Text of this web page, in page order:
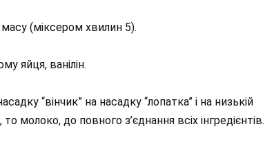
(міксером хвилин 5).
яйця, ванілін.
“вінчик” на насадку “лопатка” і на низькій
молоко, до повного з’єднання всіх інгредієнтів.